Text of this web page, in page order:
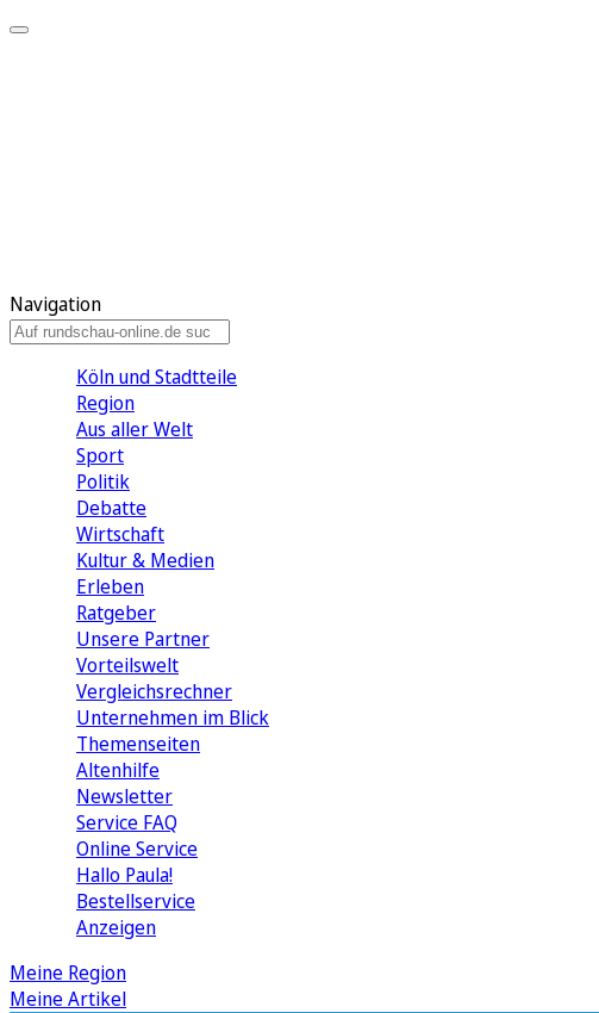
Navigation
Köln und Stadtteile
Region
Aus aller Welt
Sport
Politik
Debatte
Wirtschaft
Kultur & Medien
Erleben
Ratgeber
Unsere Partner
Vorteilswelt
Vergleichsrechner
Unternehmen im Blick
Themenseiten
Altenhilfe
Newsletter
Service FAQ
Online Service
Hallo Paula!
Bestellservice
Anzeigen
Meine Region
Meine Artikel